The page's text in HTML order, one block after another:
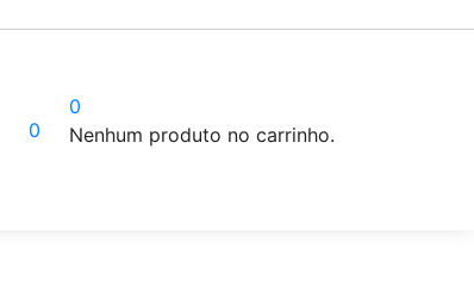
0
0
Nenhum produto no carrinho.